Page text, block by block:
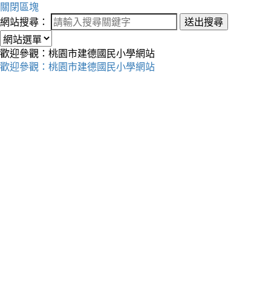
關閉區塊
網站搜尋：
送出搜尋
歡迎參觀：桃園市建德國民小學網站
歡迎參觀：桃園市建德國民小學網站